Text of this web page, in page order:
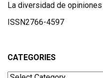
La diversidad de
ISSN2766-4597
CATEGORIES